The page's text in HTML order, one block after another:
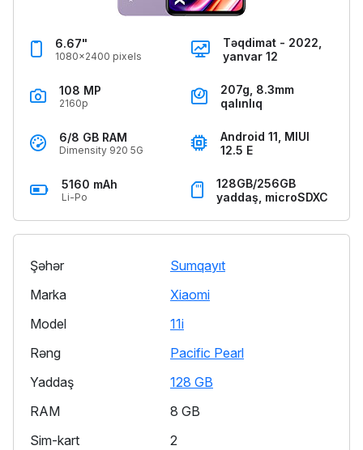
6.67"
1080x2400 pixels
Təqdimat - 2022,
yanvar 12
108 MP
2160p
207g, 8.3mm
qalınlıq
6/8 GB RAM
Dimensity 920 5G
Android 11, MIUI
12.5 E
5160 mAh
Li-Po
128GB/256GB
yaddaş, microSDXC
Şəhər
Sumqayıt
Marka
Xiaomi
Model
11i
Rəng
Pacific Pearl
Yaddaş
128 GB
RAM
8 GB
Sim-kart
2